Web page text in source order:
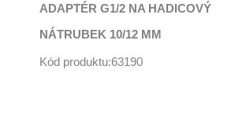
ADAPTÉR G1/2 NA HADICOVÝ
NÁTRUBEK 10/12 MM
Kód produktu:63190